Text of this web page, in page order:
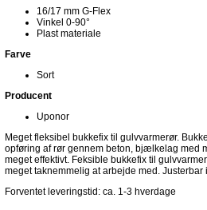
16/17 mm G-Flex
Vinkel 0-90°
Plast materiale
Farve
Sort
Producent
Uponor
Meget fleksibel bukkefix til gulvvarmerør.
opføring af rør gennem beton, bjælkelag med
meget effektivt. Feksible bukkefix til
meget taknemmelig at arbejde med. Justerbar
Forventet leveringstid: ca. 1-3 hverdage